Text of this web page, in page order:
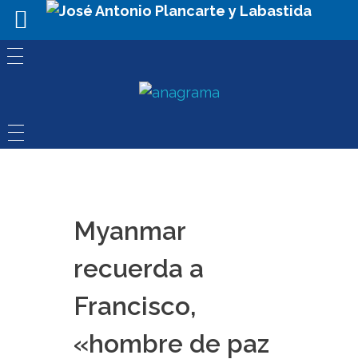
Myanmar
recuerda a
Francisco,
«hombre de paz